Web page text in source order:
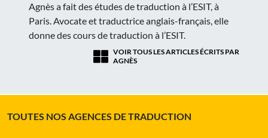
Agnès a fait des études de traduction à l’ESIT, à
Paris. Avocate et traductrice anglais-français, elle
donne des cours de traduction à l’ESIT.
VOIR TOUS LES ARTICLES ÉCRITS PAR
AGNÈS
TOUTES NOS AGENCES DE TRADUCTION